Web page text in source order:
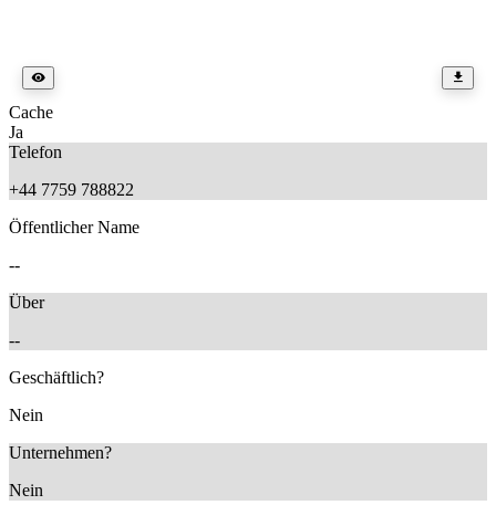
Cache
Ja
Telefon
+44 7759 788822
Öffentlicher Name
--
Über
--
Geschäftlich?
Nein
Unternehmen?
Nein